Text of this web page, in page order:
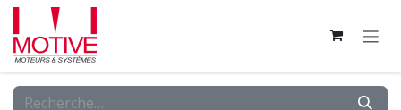
Se rendre au contenu